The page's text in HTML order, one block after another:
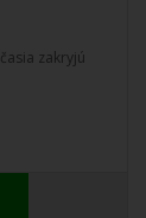
zakryjú